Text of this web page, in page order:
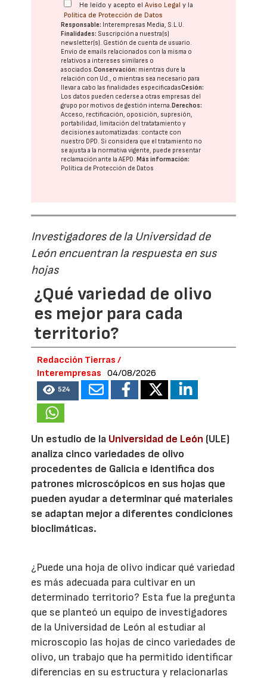
He leído y acepto elAviso Legal y la
Política de Protección de Datos
Responsable: Interempresas Media, S.L.U.
Finalidades: Suscripción a nuestra(s)
newsletter(s). Gestión de cuenta de usuario.
Envío de emails relacionados con la misma o
relativos a intereses similares o
asociados.Conservación: mientras dure la
relación con Ud., o mientras sea necesario para
llevar a cabo las finalidades especificadasCesión:
Los datos pueden cederse a otras empresas del
grupo por motivos de gestión interna. Derechos:
Acceso, rectificación, oposición, supresión,
portabilidad, limitación del tratatamiento y
decisiones automatizadas: contacte con
nuestro DPD. Si considera que el tratamiento no
se ajusta a la normativa vigente, puede presentar
reclamación ante laAEPD. Más información:
Política de Protección de Datos
Investigadores de la Universidad de
León encuentran la respuesta en sus
hojas
¿Qué variedad de olivo
es mejor para cada
territorio?
Redacción Tierras /
Interempresas
04/08/2026
524
Un estudio de la Universidad de León (ULE)
analiza cinco variedades de olivo
procedentes de Galicia e identifica dos
patrones microscópicos en sus hojas que
pueden ayudar a determinar qué materiales
se adaptan mejor a diferentes condiciones
bioclimáticas.
¿Puede una hoja de olivo indicar qué variedad
es más adecuada para cultivar en un
determinado territorio? Esta fue la pregunta
que se planteó un equipo de investigadores
de la Universidad de León al estudiar al
microscopio las hojas de cinco variedades de
olivo, un trabajo que ha permitido identificar
diferencias en su estructura y relacionarlas